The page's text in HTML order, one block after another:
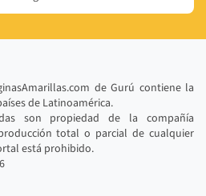
de Gurú contiene la
de Latinoamérica.
son propiedad de la compañía
total o parcial de cualquier
está prohibido.